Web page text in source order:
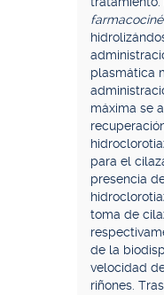
plasmática
máxima se
para el
presencia
toma de
de la
velocidad
riñones.